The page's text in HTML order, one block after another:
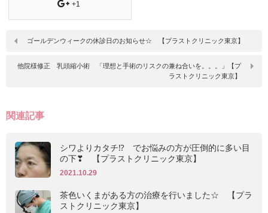
+1
ゴールデンウィークの休診日のお知らせ☆ 【プラストクリニック東京】
他院様修正 乳頭縮小術 「理想と手術のリスクの兼ね合いを。。。」【プ
ラストクリニック東京】
関連記事
シワよりカタチ⁉ でお悩みの方が圧倒的に多い目
の下❣ 【プラストクリニック東京】
2021.10.29
茶色いくまがある方の治療を行いました☆ 【プラ
ストクリニック東京】